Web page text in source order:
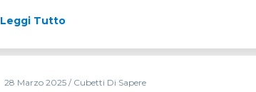
Leggi Tutto
28 Marzo 2025 / Cubetti Di Sapere